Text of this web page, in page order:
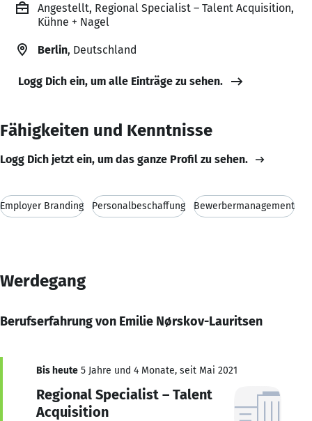
Angestellt, Regional Specialist – Talent Acquisition,
Kühne + Nagel
Berlin, Deutschland
Logg Dich ein, um alle Einträge zu sehen.
Fähigkeiten und Kenntnisse
Logg Dich jetzt ein, um das ganze Profil zu sehen.
Employer Branding Personalbeschaffung Bewerbermanagement
Werdegang
Berufserfahrung von Emilie Nørskov-Lauritsen
Bis heute 5 Jahre und 4 Monate, seit Mai 2021
Regional Specialist – Talent
Acquisition